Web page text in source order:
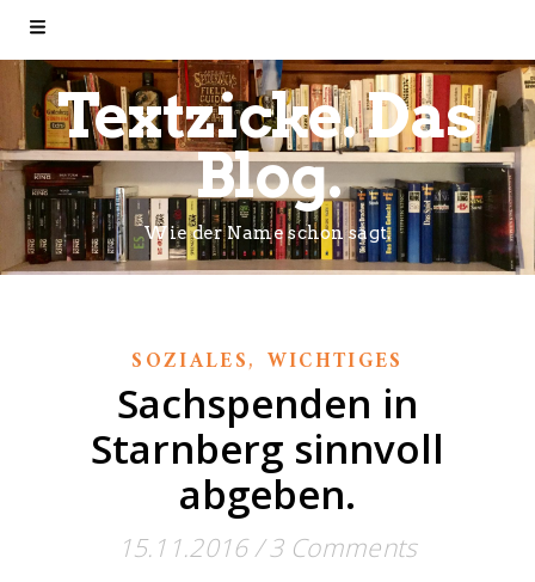
Textzicke. Das
Blog.
Wie der Name schon sagt.
SOZIALES, WICHTIGES
Sachspenden in
Starnberg sinnvoll
abgeben.
15.11.2016/ 3 Comments